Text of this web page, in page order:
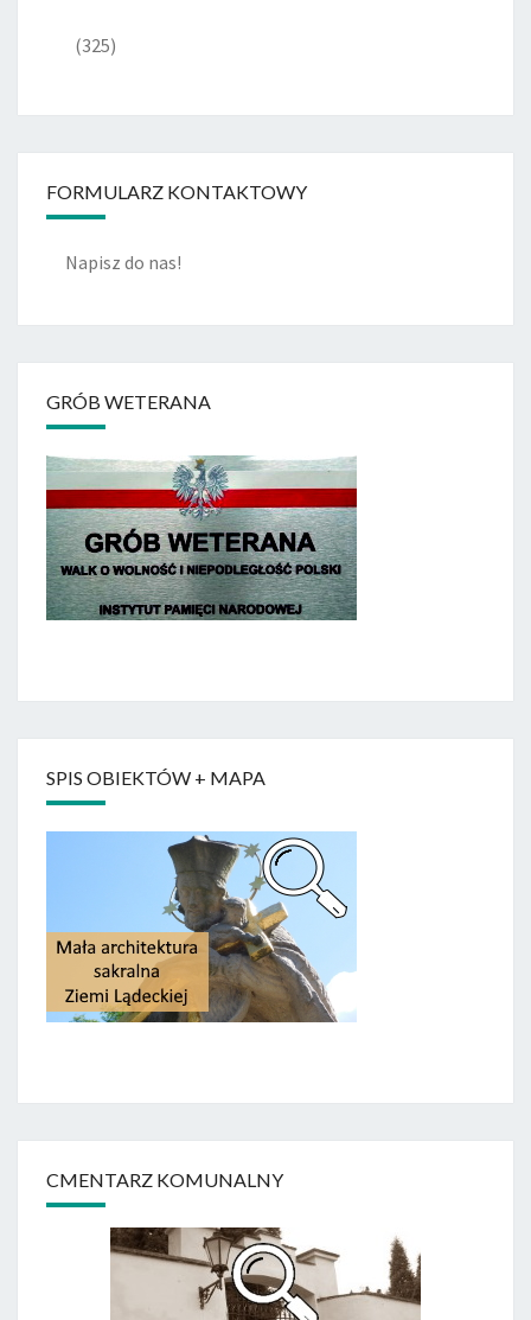
(325)
FORMULARZ KONTAKTOWY
Napisz do nas!
GRÓB WETERANA
SPIS OBIEKTÓW + MAPA
CMENTARZ KOMUNALNY